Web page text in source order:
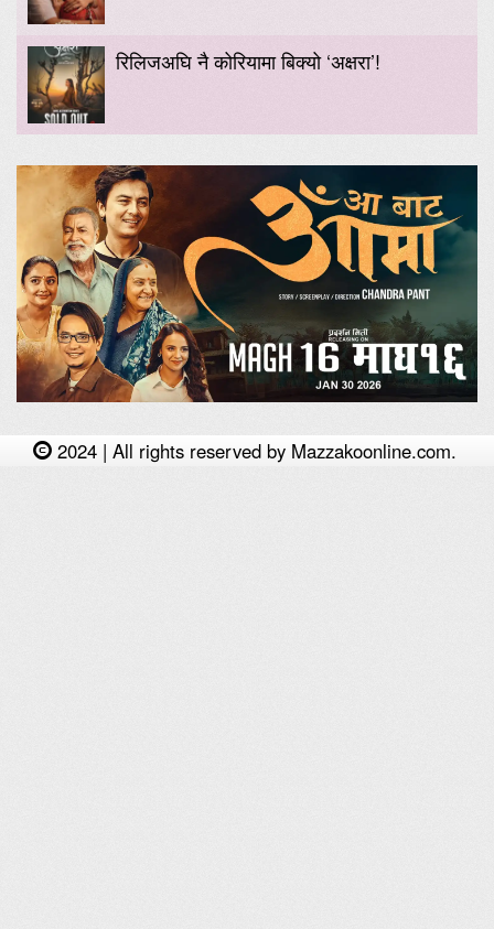
रिलिजअघि नै कोरियामा बिक्यो ‘अक्षरा’!
2024 | All rights reserved by Mazzakoonline.com.